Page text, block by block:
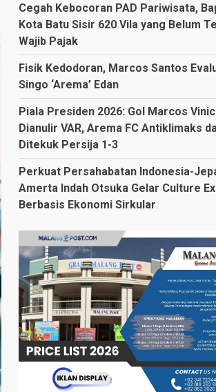
Cegah Kebocoran PAD Pariwisata,
Kota Batu Sisir 620 Vila yang Belum
Wajib Pajak
Fisik Kedodoran, Marcos Santos
Singo ‘Arema’ Edan
Piala Presiden 2026: Gol Marcos
Dianulir VAR, Arema FC Antiklimaks
Ditekuk Persija 1-3
Perkuat Persahabatan Indonesia-
Amerta Indah Otsuka Gelar Culture
Berbasis Ekonomi Sirkular